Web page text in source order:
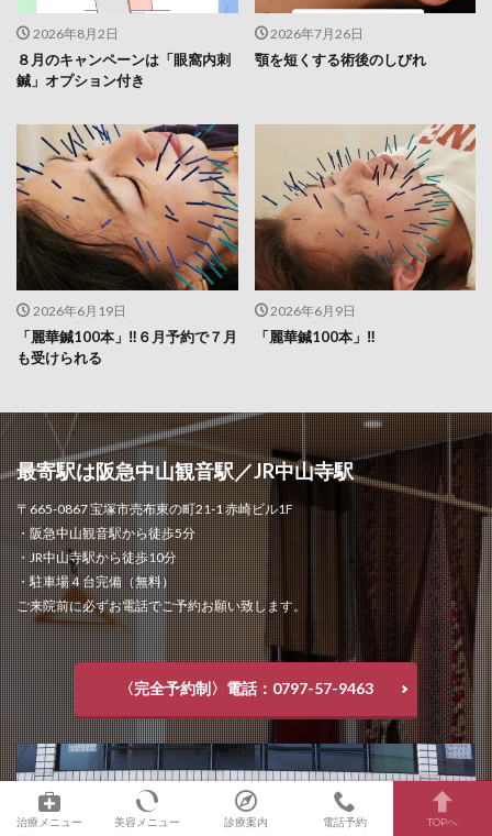
2026年8月2日
８月のキャンペーンは「眼窩内刺
鍼」オプション付き
2026年7月26日
顎を短くする術後のしびれ
2026年6月19日
「麗華鍼100本」‼️６月予約で７月
も受けられる
2026年6月9日
「麗華鍼100本」‼️
最寄駅は阪急中山観音駅／JR中山寺駅
〒665-0867 宝塚市売布東の町21-1 赤崎ビル1F
・阪急中山観音駅から徒歩5分
・JR中山寺駅から徒歩10分
・駐車場４台完備（無料）
ご来院前に必ずお電話でご予約お願い致します。
〈完全予約制〉電話：0797-57-9463
治療メニュー 美容メニュー 診療案内 電話予約 TOPへ